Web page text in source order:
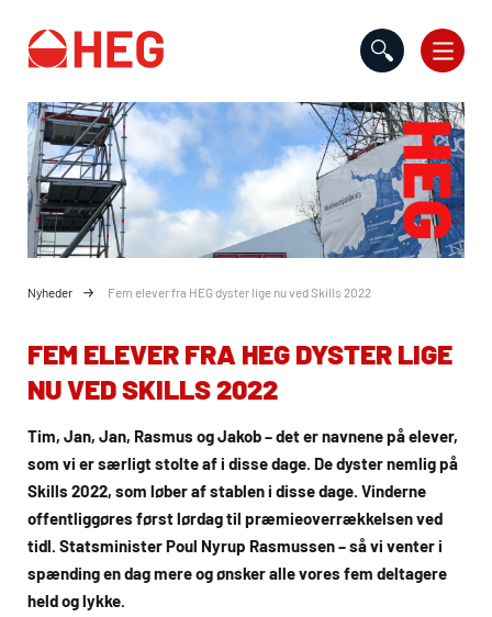
Nyheder Fem elever fra HEG dyster lige nu ved Skills 2022
FEM ELEVER FRA HEG DYSTER LIGE
NU VED SKILLS 2022
Tim, Jan, Jan, Rasmus og Jakob – det er navnene på elever,
som vi er særligt stolte af i disse dage. De dyster nemlig på
Skills 2022, som løber af stablen i disse dage. Vinderne
offentliggøres først lørdag til præmieoverrækkelsen ved
tidl. Statsminister Poul Nyrup Rasmussen – så vi venter i
spænding en dag mere og ønsker alle vores fem deltagere
held og lykke.